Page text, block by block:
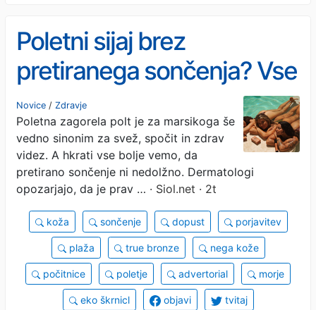
Poletni sijaj brez
pretiranega sončenja? Vse
več žensk prisega na ta
pristop.
Novice / Zdravje
Poletna zagorela polt je za marsikoga še
vedno sinonim za svež, spočit in zdrav
videz. A hkrati vse bolje vemo, da
pretirano sončenje ni nedolžno. Dermatologi
opozarjajo, da je prav … · Siol.net · 2t
koža sončenje dopust porjavitev
plaža true bronze nega kože
počitnice poletje advertorial morje
eko škrnicl objavi tvitaj